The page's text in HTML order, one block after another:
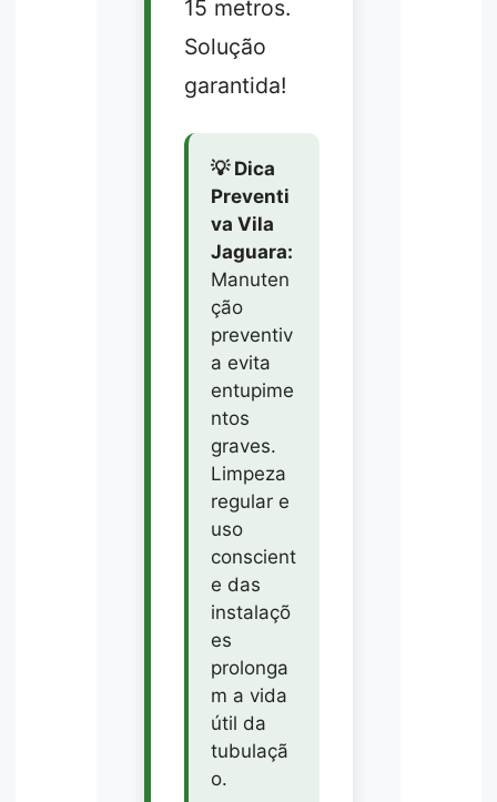
15 metros.
Solução
garantida!
💡 Dica
Preventi
va Vila
Jaguara:
Manuten
ção
preventiv
a evita
entupime
ntos
graves.
Limpeza
regular e
uso
conscient
e das
instalaçõ
es
prolonga
m a vida
útil da
tubulaçã
o.